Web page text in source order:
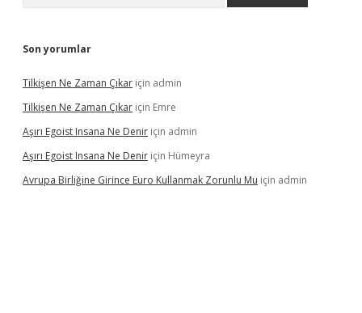
Son yorumlar
Tilkişen Ne Zaman Çıkar için admin
Tilkişen Ne Zaman Çıkar için Emre
Aşırı Egoist Insana Ne Denir için admin
Aşırı Egoist Insana Ne Denir için Hümeyra
Avrupa Birliğine Girince Euro Kullanmak Zorunlu Mu için admin